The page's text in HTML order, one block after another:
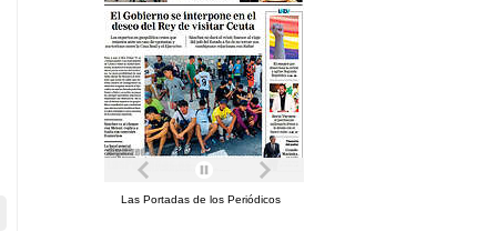
Las Portadas de los Periódicos